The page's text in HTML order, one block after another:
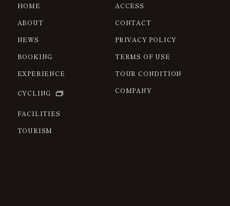
HOME
ABOUT
NEWS
BOOKING
EXPERIENCE
CYCLING
FACILITIES
TOURISM
ACCESS
CONTACT
PRIVACY POLICY
TERMS OF USE
TOUR CONDITION
COMPANY